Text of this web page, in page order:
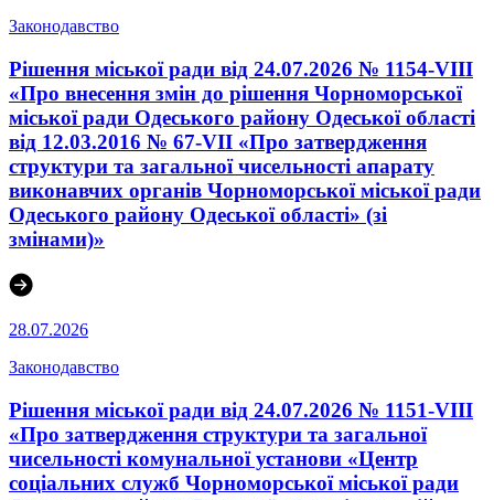
Законодавство
Рішення міської ради від 24.07.2026 № 1154-VIII
«Про внесення змін до рішення Чорноморської
міської ради Одеського району Одеської області
від 12.03.2016 № 67-VІI «Про затвердження
структури та загальної чисельності апарату
виконавчих органів Чорноморської міської ради
Одеського району Одеської області» (зі
змінами)»
28.07.2026
Законодавство
Рішення міської ради від 24.07.2026 № 1151-VIII
«Про затвердження структури та загальної
чисельності комунальної установи «Центр
соціальних служб Чорноморської міської ради